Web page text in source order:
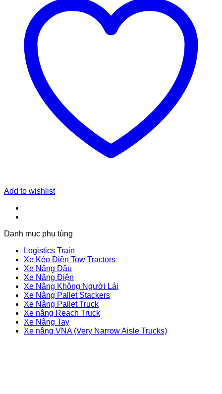
Add to wishlist
Danh mục phụ tùng
Logistics Train
Xe Kéo Điện Tow Tractors
Xe Nâng Dầu
Xe Nâng Điện
Xe Nâng Không Người Lái
Xe Nâng Pallet Stackers
Xe Nâng Pallet Truck
Xe nâng Reach Truck
Xe Nâng Tay
Xe nâng VNA (Very Narrow Aisle Trucks)